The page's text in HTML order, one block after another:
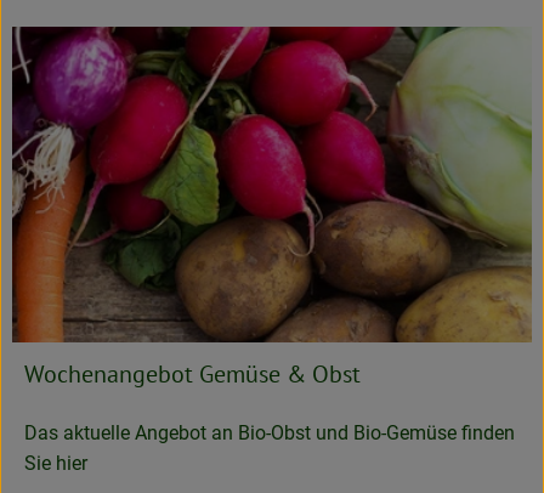
Wochenangebot Gemüse & Obst
Das aktuelle Angebot an Bio-Obst und Bio-Gemüse finden
Sie hier